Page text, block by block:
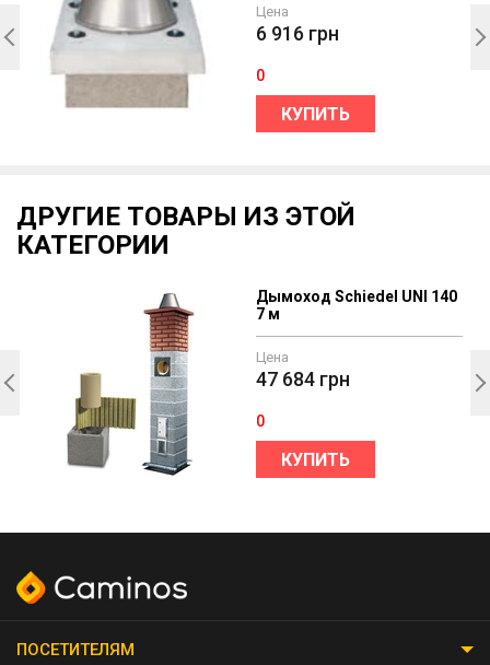
Цена
6 916 грн
0
КУПИТЬ
ДРУГИЕ ТОВАРЫ ИЗ ЭТОЙ
КАТЕГОРИИ
Дымоход Schiedel UNI 140
7 м
Цена
47 684 грн
0
КУПИТЬ
ПОСЕТИТЕЛЯМ